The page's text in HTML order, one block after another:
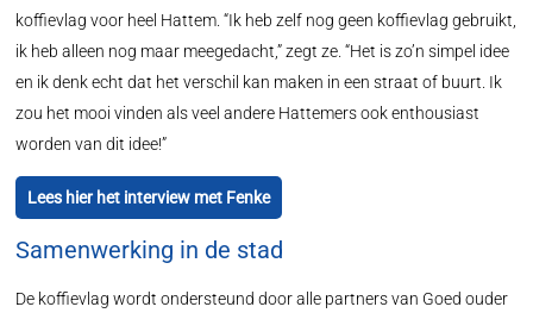
koffievlag voor heel Hattem. “Ik heb zelf nog geen koffievlag gebruikt,
ik heb alleen nog maar meegedacht,” zegt ze. “Het is zo’n simpel idee
en ik denk echt dat het verschil kan maken in een straat of buurt. Ik
zou het mooi vinden als veel andere Hattemers ook enthousiast
worden van dit idee!”
Lees hier het interview met Fenke
Samenwerking in de stad
De koffievlag wordt ondersteund door alle partners van Goed ouder